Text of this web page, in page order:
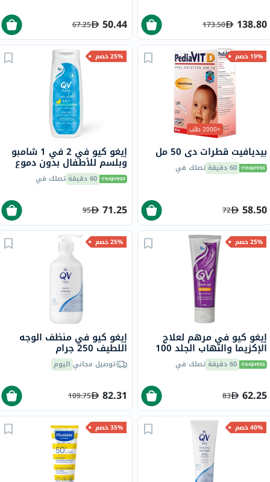
138.80
173.50
50.44
67.25
19% خصم
+2000 طلب
بيديافيت قطرات دي 50 مل
60 دقيقة تصلك في
58.50
72
25% خصم
إيغو كيو في 2 في 1 شامبو
وبلسم للأطفال بدون دموع
500 جرام 60 دقيقة تصلك في
71.25
95
25% خصم
إيغو كيو في مرهم لعلاج
الإكزيما والتهاب الجلد 100
جرام 60 دقيقة تصلك في
62.25
83
25% خصم
إيغو كيو في منظف الوجه
اللطيف 250 جرام
توصيل مجاني اليوم
82.31
109.75
40% خصم 35% خصم